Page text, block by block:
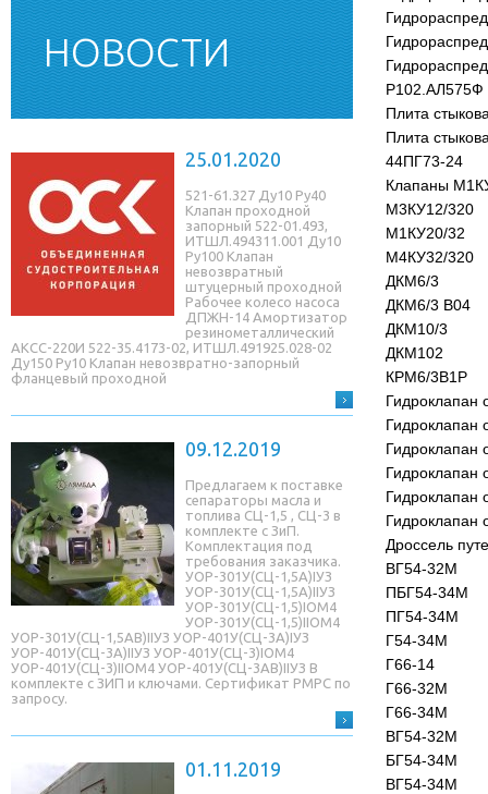
НОВОСТИ
25.01.2020
521-61.327 Ду10 Ру40
Клапан проходной
запорный 522-01.493,
ИТШЛ.494311.001 Ду10
Ру100 Клапан
невозвратный
штуцерный проходной
Рабочее колесо насоса
ДПЖН-14 Амортизатор
резинометаллический
АКСС-220И 522-35.4173-02, ИТШЛ.491925.028-02
Ду150 Ру10 Клапан невозвратно-запорный
фланцевый проходной
09.12.2019
Предлагаем к поставке
сепараторы масла и
топлива СЦ-1,5 , СЦ-3 в
комплекте с ЗиП.
Комплектация под
требования заказчика.
УОР-301У(СЦ-1,5A)IУЗ
УОР-301У(СЦ-1,5A)IIУЗ
УОР-301У(СЦ-1,5)IОМ4
УОР-301У(СЦ-1,5)IIОМ4
УОР-301У(СЦ-1,5AB)IIУЗ УОР-401У(СЦ-3A)IУЗ
УОР-401У(СЦ-3A)IIУЗ УОР-401У(СЦ-3)IОМ4
УОР-401У(СЦ-3)IIОМ4 УОР-401У(СЦ-3AB)IIУЗ В
комплекте с ЗИП и ключами. Сертификат РМРС по
запросу.
01.11.2019
Р102.АЛ575Ф
Плита
Плита
44ПГ73-24
Клапаны
М3КУ12/320
М1КУ20/32
М4КУ32/320
ДКМ6/3
ДКМ6/3 В04
ДКМ10/3
ДКМ102
КРМ6/3В1Р
Дроссель
ВГ54-32М
ПБГ54-34М
ПГ54-34М
Г54-34М
Г66-14
Г66-32М
Г66-34М
ВГ54-32М
БГ54-34М
ВГ54-34М